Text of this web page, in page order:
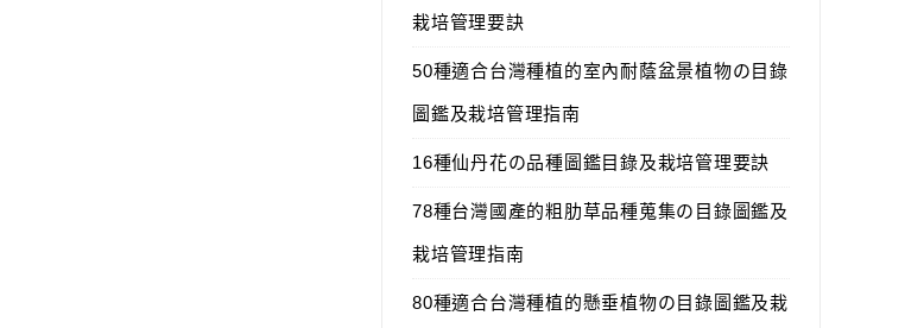
栽培管理要訣
50種適合台灣種植的室內耐蔭盆景植物の目錄
圖鑑及栽培管理指南
16種仙丹花の品種圖鑑目錄及栽培管理要訣
78種台灣國產的粗肋草品種蒐集の目錄圖鑑及
栽培管理指南
80種適合台灣種植的懸垂植物の目錄圖鑑及栽